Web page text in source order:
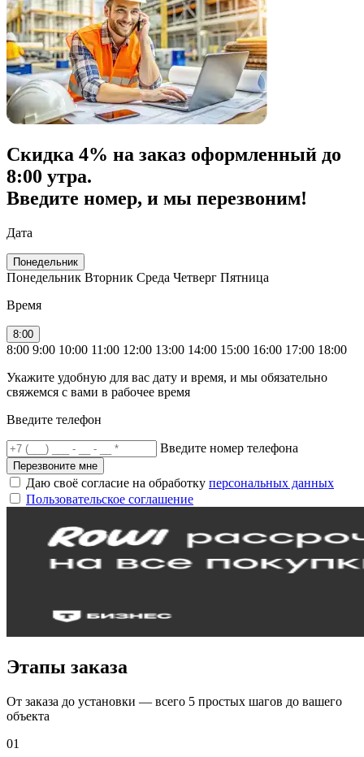
Скидка 4% на заказ оформленный до
8:00 утра.
Введите номер, и мы перезвоним!
Дата
Понедельник
Понедельник Вторник Среда Четверг Пятница
Время
8:00
8:00 9:00 10:00 11:00 12:00 13:00 14:00 15:00 16:00 17:00 18:00
Укажите удобную для вас дату и время, и мы обязательно
свяжемся с вами в рабочее время
Введите телефон
Введите номер телефона
Перезвоните мне
Даю своё согласие на обработку персональных данных
Пользовательское соглашение
Этапы заказа
От заказа до установки — всего 5 простых шагов до вашего
объекта
01